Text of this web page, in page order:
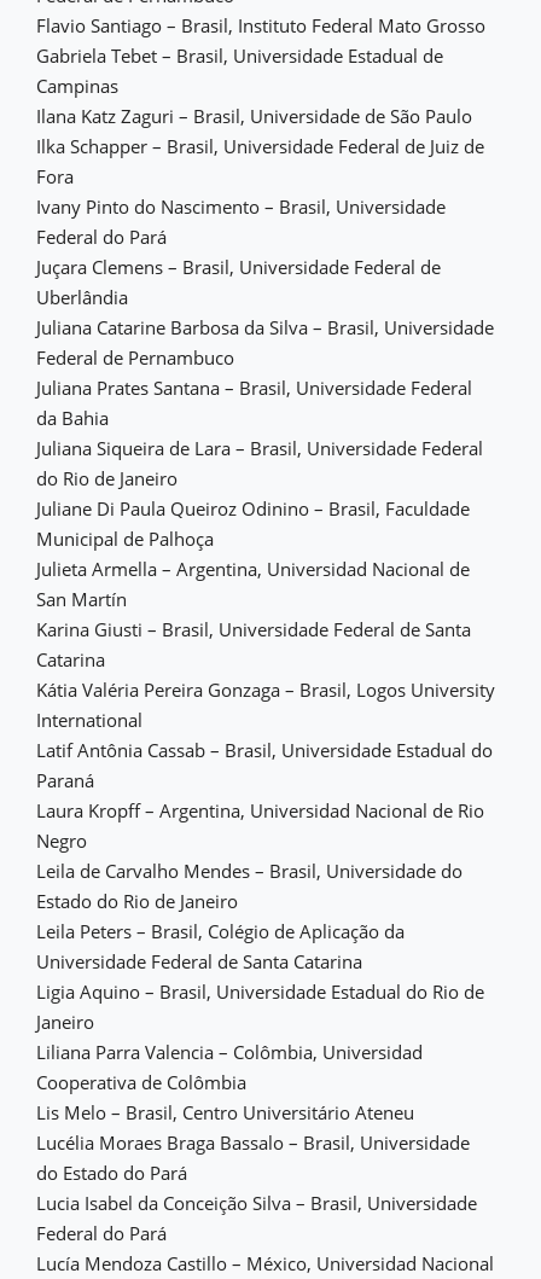
Flavio Santiago – Brasil, Instituto Federal Mato Grosso
Gabriela Tebet – Brasil, Universidade Estadual de
Campinas
Ilana Katz Zaguri – Brasil, Universidade de São Paulo
Ilka Schapper – Brasil, Universidade Federal de Juiz de
Fora
Ivany Pinto do Nascimento – Brasil, Universidade
Federal do Pará
Juçara Clemens – Brasil, Universidade Federal de
Uberlândia
Juliana Catarine Barbosa da Silva – Brasil, Universidade
Federal de Pernambuco
Juliana Prates Santana – Brasil, Universidade Federal
da Bahia
Juliana Siqueira de Lara – Brasil, Universidade Federal
do Rio de Janeiro
Juliane Di Paula Queiroz Odinino – Brasil, Faculdade
Municipal de Palhoça
Julieta Armella – Argentina, Universidad Nacional de
San Martín
Karina Giusti – Brasil, Universidade Federal de Santa
Catarina
Kátia Valéria Pereira Gonzaga – Brasil, Logos University
International
Latif Antônia Cassab – Brasil, Universidade Estadual do
Paraná
Laura Kropff – Argentina, Universidad Nacional de Rio
Negro
Leila de Carvalho Mendes – Brasil, Universidade do
Estado do Rio de Janeiro
Leila Peters – Brasil, Colégio de Aplicação da
Universidade Federal de Santa Catarina
Ligia Aquino – Brasil, Universidade Estadual do Rio de
Janeiro
Liliana Parra Valencia – Colômbia, Universidad
Cooperativa de Colômbia
Lis Melo – Brasil, Centro Universitário Ateneu
Lucélia Moraes Braga Bassalo – Brasil, Universidade
do Estado do Pará
Lucia Isabel da Conceição Silva – Brasil, Universidade
Federal do Pará
Lucía Mendoza Castillo – México, Universidad Nacional